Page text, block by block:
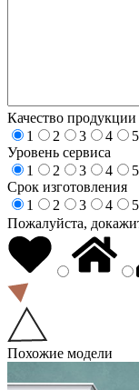
Качество продукции
1
2 3 4
5
Уровень сервиса
1
2 3 4
5
Срок изготовления
1
2 3 4
5
Пожалуйста,
Похожие модели